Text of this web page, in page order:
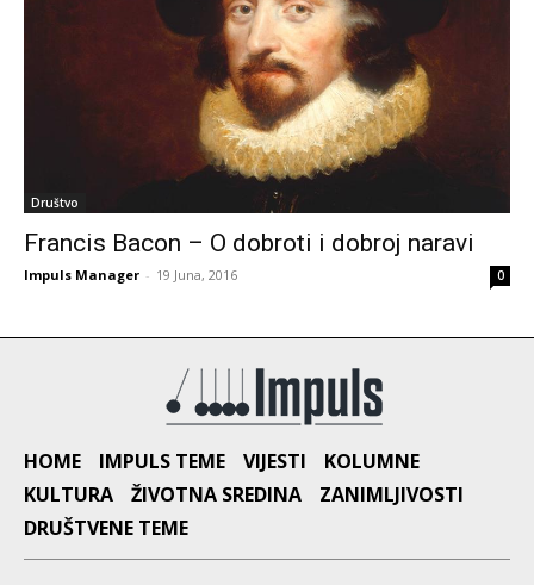
Društvo
Francis Bacon – O dobroti i dobroj naravi
Impuls Manager - 19 Juna, 2016 0
HOME IMPULS TEME VIJESTI
KOLUMNE
KULTURA
ŽIVOTNA SREDINA
ZANIMLJIVOSTI
DRUŠTVENE TEME